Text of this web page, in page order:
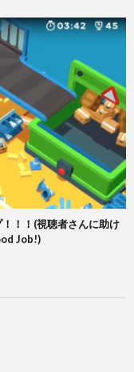
！！(視聴者さんに助け
Job!)